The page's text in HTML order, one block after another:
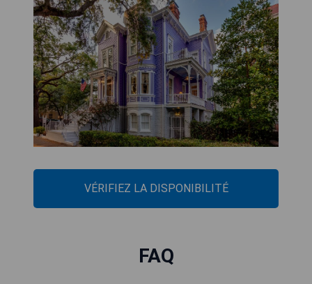
VÉRIFIEZ LA DISPONIBILITÉ
FAQ